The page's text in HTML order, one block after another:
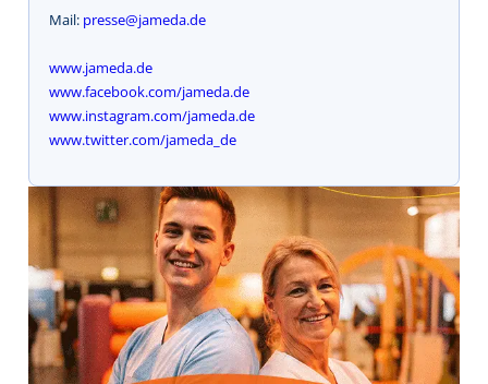
Mail: presse@jameda.de
www.jameda.de
www.facebook.com/jameda.de
www.instagram.com/jameda.de
www.twitter.com/jameda_de